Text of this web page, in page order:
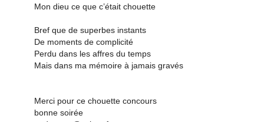
Mon dieu ce que c’était chouette
Bref que de superbes instants
De moments de complicité
Perdu dans les affres du temps
Mais dans ma mémoire à jamais gravés
Merci pour ce chouette concours
bonne soirée